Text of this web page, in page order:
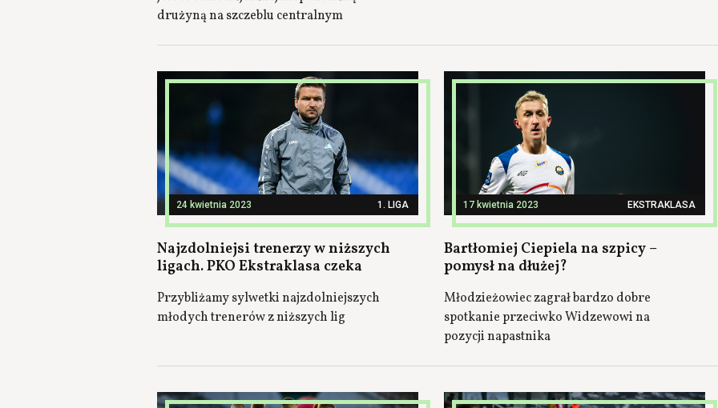
drużyną na szczeblu centralnym
24 kwietnia 2023 1. LIGA
Najzdolniejsi trenerzy w niższych
ligach. PKO Ekstraklasa czeka
Przybliżamy sylwetki najzdolniejszych
młodych trenerów z niższych lig
17 kwietnia 2023 EKSTRAKLASA
Bartłomiej Ciepiela na szpicy –
pomysł na dłużej?
Młodzieżowiec zagrał bardzo dobre
spotkanie przeciwko Widzewowi na
pozycji napastnika